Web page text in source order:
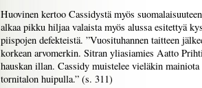
Huovinen kertoo Cassidystä myös
alkaa pikku hiljaa valaista myös alussa esitettyä
piispojen defekteistä. ”Vuosituhannen taitteen
korkean arvomerkin. Sitran yliasiamies Aatto
hauskan illan. Cassidy muistelee vieläkin mainiota
tornitalon huipulla.” (s. 311)